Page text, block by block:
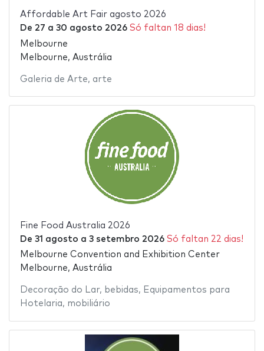
Affordable Art Fair agosto 2026
De 27 a 30 agosto 2026 Só faltan 18 dias!
Melbourne
Melbourne, Austrália
Galeria de Arte, arte
Fine Food Australia 2026
De 31 agosto a 3 setembro 2026 Só faltan 22 dias!
Melbourne Convention and Exhibition Center
Melbourne, Austrália
Decoração do Lar, bebidas, Equipamentos para
Hotelaria, mobiliário